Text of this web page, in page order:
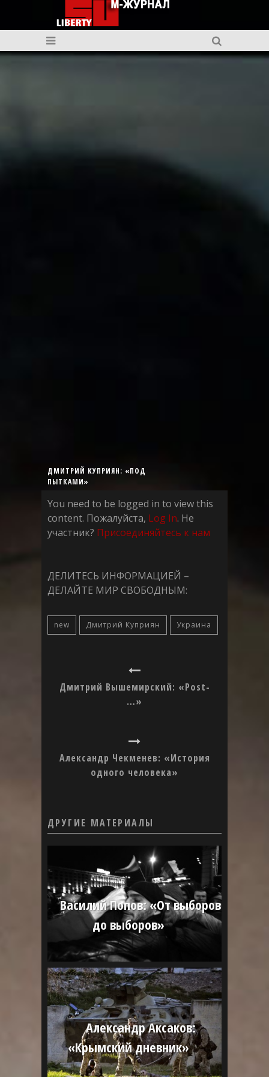
ДМИТРИЙ КУПРИЯН: «ПОД
ПЫТКАМИ»
You need to be logged in to view this
content. Пожалуйста, Log In. Не
участник? Присоединяйтесь к нам
ДЕЛИТЕСЬ ИНФОРМАЦИЕЙ –
ДЕЛАЙТЕ МИР СВОБОДНЫМ:
new Дмитрий Куприян Украина
Дмитрий Вышемирский: «Post-
…»
Александр Чекменев: «История
одного человека»
ДРУГИЕ МАТЕРИАЛЫ
Василий Попов: «От выборов
до выборов»
Александр Аксаков:
«Крымский дневник»